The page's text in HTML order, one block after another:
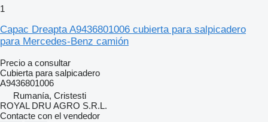
1
Capac Dreapta A9436801006 cubierta para salpicadero
para Mercedes-Benz camión
Precio a consultar
Cubierta para salpicadero
A9436801006
Rumanía, Cristesti
ROYAL DRU AGRO S.R.L.
Contacte con el vendedor